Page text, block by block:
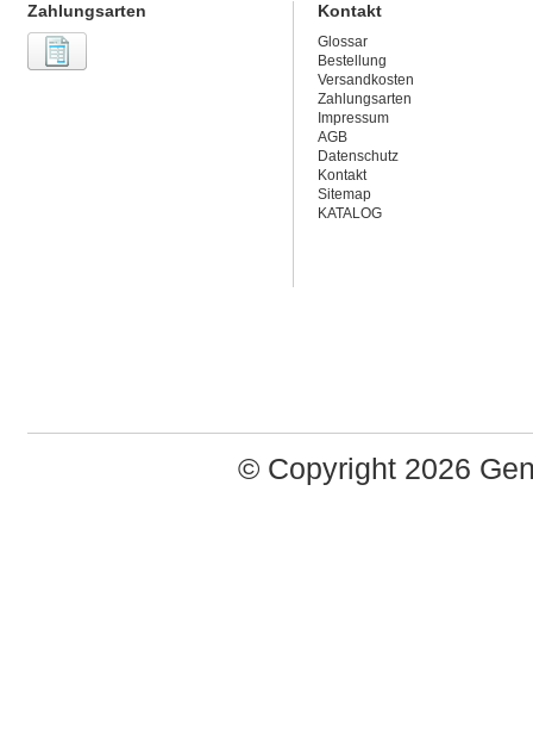
Zahlungsarten Kontakt
Glossar
Bestellung
Versandkosten
Zahlungsarten
Impressum
AGB
Datenschutz
Kontakt
Sitemap
KATALOG
© Copyright 2026